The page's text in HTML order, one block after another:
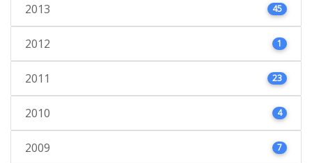
2013 45
2012 1
2011 23
2010 4
2009 7